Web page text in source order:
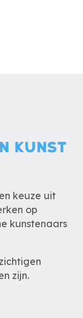
keuze uit
op
kunstenaars
zijn.